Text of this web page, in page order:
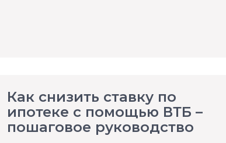
Как снизить ставку по
ипотеке с помощью ВТБ –
пошаговое руководство